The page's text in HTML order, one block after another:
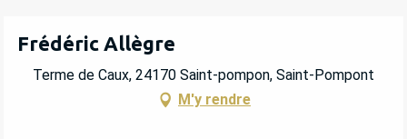
Frédéric Allègre
Terme de Caux, 24170 Saint-pompon, Saint-Pompont
M'y rendre